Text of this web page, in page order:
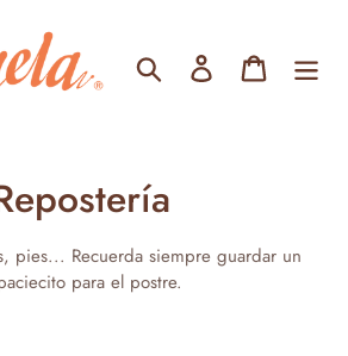
Buscar Ingresar Carrito
pies... Recuerda siempre guardar un
para el postre.